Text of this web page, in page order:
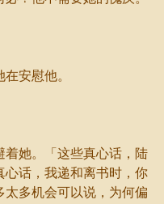
安慰他。
她。「这些真心话，陆
心话，我递和离书时，你
太多机会可以说，为何偏